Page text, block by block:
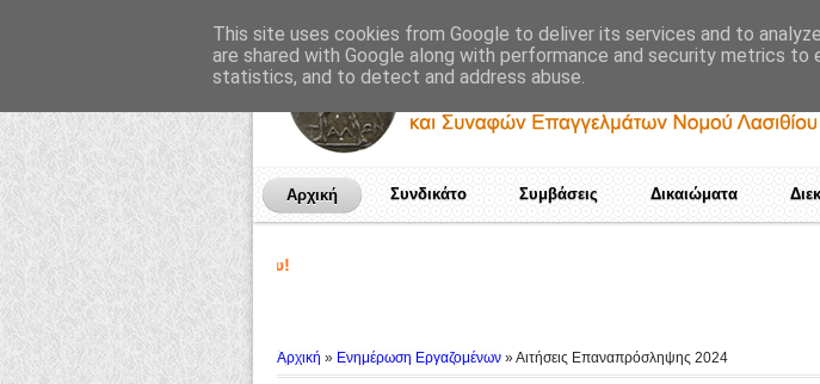
Αρχική Συνδικάτο Συμβάσεις Δικαιώματα
Αρχική » Ενημέρωση Εργαζομένων »Αιτήσεις Επαναπρόσληψης 2024
This site uses cookies from Google to deliver its services and to
are shared with Google along with performance and security metrics to
statistics, and to detect and address abuse.